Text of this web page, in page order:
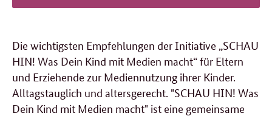
Die wichtigsten Empfehlungen der Initiative „SCHAU
HIN! Was Dein Kind mit Medien macht“ für Eltern
und Erziehende zur Mediennutzung ihrer Kinder.
Alltagstauglich und altersgerecht. "SCHAU HIN! Was
Dein Kind mit Medien macht" ist eine gemeinsame